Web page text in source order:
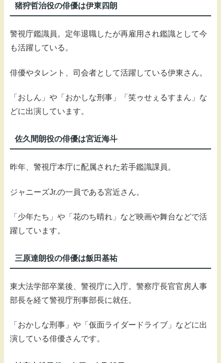
猪狩哲治役の俳優は伊東四朗
警視庁鑑識員。定年退職したが再雇用され鑑識として今
も活躍している。
俳優やタレント、司会者として活躍している伊東さん。
「おしん」や「おかしな刑事」「笑ゥせぇるすまん」な
どに出演しています。
佐久間朗役の俳優は宮近海斗
昨年、警視庁本庁に配属された若手鑑識課員。
ジャニーズJr.の一員である宮近さん。
「少年たち」や「花のち晴れ」など映画や舞台などで活
躍しています。
三原達朗役の俳優は飯田基祐
東大法学部卒業後、警視庁に入庁。警察庁長官官房人事
部長を経て警視庁刑事部長に就任。
「おかしな刑事」や「仮面ライダードライブ」などに出
演している俳優さんです。